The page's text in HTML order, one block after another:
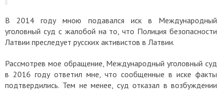
В 2014 году мною подавался иск в Международный
уголовный суд с жалобой на то, что Полиция безопасности
Латвии преследует русских активистов в Латвии.
Рассмотрев мое обращение, Международный уголовный суд
в 2016 году ответил мне, что сообщенные в иске факты
подтвердились. Тем не менее, суд отказал в возбуждении